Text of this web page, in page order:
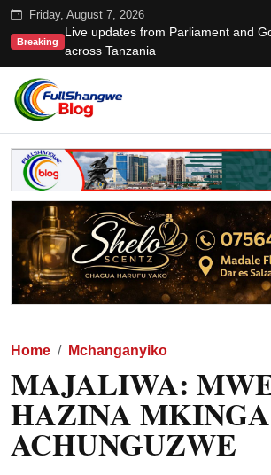
Friday, August 7, 2026
Breaking
Live updates from Parliament and
across Tanzania
Home Mchanganyiko
MAJALIWA:
HAZINA MKINGA
ACHUNGUZWE